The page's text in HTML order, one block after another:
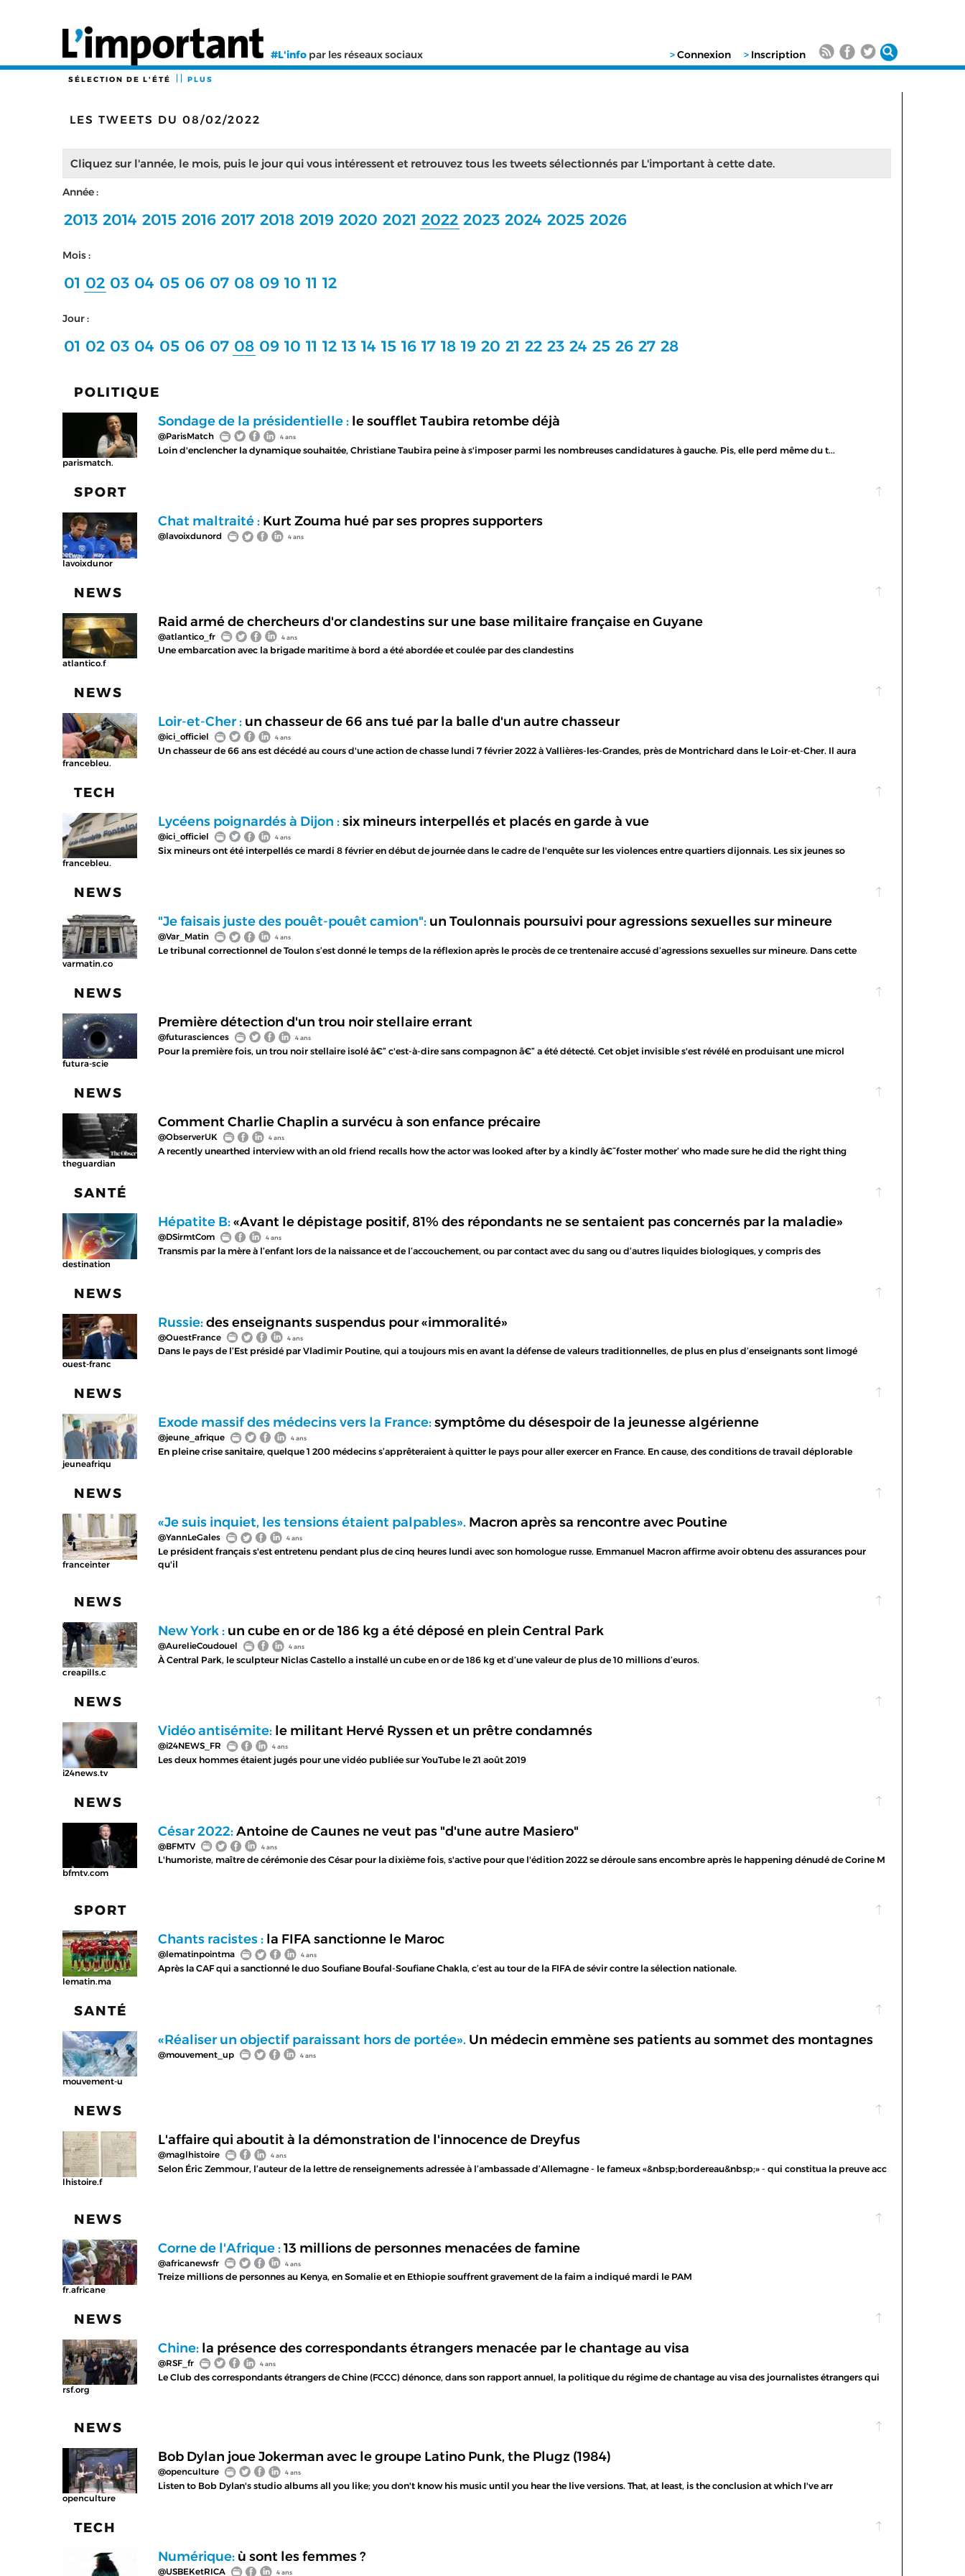
#L'info par les réseaux sociaux >Connexion > Inscription
SÉLECTION DE L'ÉTÉ PLUS
LES TWEETS DU 08/02/2022
Cliquez sur l'année, le mois, puis le jour qui vous intéressent et retrouvez tous les tweets sélectionnés par L'important à cette date.
Année :
2013 2014 2015 2016 2017 2018 2019 2020 2021 2022 2023 2024 2025 2026
Mois :
01 02 03 04 05 06 07 08 09 10 11 12
Jour :
01 02 03 04 05 06 07 08 09 10 11 12 13 14 15 16 17 18 19 20 21 22 23 24 25 26 27 28
POLITIQUE
parismatch.
Sondage de la présidentielle : le soufflet Taubira retombe déjà
@ParisMatch 4 ans
Loin d'enclencher la dynamique souhaitée, Christiane Taubira peine à s'imposer parmi les nombreuses candidatures à gauche. Pis, elle perd même du t...
SPORT
lavoixdunor
Chat maltraité : Kurt Zouma hué par ses propres supporters
@lavoixdunord 4 ans
NEWS
atlantico.f
Raid armé de chercheurs d'or clandestins sur une base militaire française en Guyane
@atlantico_fr 4 ans
Une embarcation avec la brigade maritime à bord a été abordée et coulée par des clandestins
NEWS
francebleu.
Loir-et-Cher : un chasseur de 66 ans tué par la balle d'un autre chasseur
@ici_officiel 4 ans
Un chasseur de 66 ans est décédé au cours d'une action de chasse lundi 7 février 2022 à Vallières-les-Grandes, près de Montrichard dans le Loir-et-Cher. Il aura
TECH
francebleu.
Lycéens poignardés à Dijon :six mineurs interpellés et placés en garde à vue
@ici_officiel 4 ans
Six mineurs ont été interpellés ce mardi 8 février en début de journée dans le cadre de l'enquête sur les violences entre quartiers dijonnais. Les six jeunes so
NEWS
varmatin.co
"Je faisais juste des pouêt-pouêt camion": un Toulonnais poursuivi pour agressions sexuelles sur mineure
@Var_Matin 4 ans
Le tribunal correctionnel de Toulon s’est donné le temps de la réflexion après le procès de ce trentenaire accusé d’agressions sexuelles sur mineure. Dans cette
NEWS
futura-scie
Première détection d'un trou noir stellaire errant
@futurasciences 4 ans
Pour la première fois, un trou noir stellaire isolé â€” c'est-à-dire sans compagnon â€” a été détecté. Cet objet invisible s'est révélé en produisant une microl
NEWS
theguardian
Comment Charlie Chaplin a survécu à son enfance précaire
@ObserverUK 4 ans
A recently unearthed interview with an old friend recalls how the actor was looked after by a kindly â€˜foster mother’ who made sure he did the right thing
SANTÉ
destination
Hépatite B:«Avant le dépistage positif, 81% des répondants ne se sentaient pas concernés par la maladie»
@DSirmtCom 4 ans
Transmis par la mère à l’enfant lors de la naissance et de l’accouchement, ou par contact avec du sang ou d’autres liquides biologiques, y compris des
NEWS
ouest-franc
Russie:des enseignants suspendus pour «immoralité»
@OuestFrance 4 ans
Dans le pays de l’Est présidé par Vladimir Poutine, qui a toujours mis en avant la défense de valeurs traditionnelles, de plus en plus d’enseignants sont limogé
NEWS
jeuneafriqu
Exode massif des médecins vers la France:symptôme du désespoir de la jeunesse algérienne
@jeune_afrique 4 ans
En pleine crise sanitaire, quelque 1 200 médecins s’apprêteraient à quitter le pays pour aller exercer en France. En cause, des conditions de travail déplorable
NEWS
franceinter
«Je suis inquiet, les tensions étaient palpables». Macron après sa rencontre avec Poutine
@YannLeGales 4 ans
Le président français s'est entretenu pendant plus de cinq heures lundi avec son homologue russe. Emmanuel Macron affirme avoir obtenu des assurances pour
qu'il
NEWS
creapills.c
New York : un cube en or de 186 kg a été déposé en plein Central Park
@AurelieCoudouel 4 ans
À Central Park, le sculpteur Niclas Castello a installé un cube en or de 186 kg et d’une valeur de plus de 10 millions d’euros.
NEWS
i24news.tv
Vidéo antisémite: le militant Hervé Ryssen et un prêtre condamnés
@i24NEWS_FR 4 ans
Les deux hommes étaient jugés pour une vidéo publiée sur YouTube le 21 août 2019
NEWS
bfmtv.com
César 2022:Antoine de Caunes ne veut pas "d'une autre Masiero"
@BFMTV 4 ans
L'humoriste, maître de cérémonie des César pour la dixième fois, s'active pour que l'édition 2022 se déroule sans encombre après le happening dénudé de Corine M
SPORT
lematin.ma
Chants racistes : la FIFA sanctionne le Maroc
@lematinpointma 4 ans
Après la CAF qui a sanctionné le duo Soufiane Boufal-Soufiane Chakla, c’est au tour de la FIFA de sévir contre la sélection nationale.
SANTÉ
mouvement-u
«Réaliser un objectif paraissant hors de portée». Un médecin emmène ses patients au sommet des montagnes
@mouvement_up 4 ans
NEWS
lhistoire.f
L'affaire qui aboutit à la démonstration de l'innocence de Dreyfus
@maglhistoire 4 ans
Selon Éric Zemmour, l’auteur de la lettre de renseignements adressée à l’ambassade d’Allemagne - le fameux «&nbsp;bordereau&nbsp;» - qui constitua la preuve acc
NEWS
fr.africane
Corne de l'Afrique :13 millions de personnes menacées de famine
@africanewsfr 4 ans
Treize millions de personnes au Kenya, en Somalie et en Ethiopie souffrent gravement de la faim a indiqué mardi le PAM
NEWS
rsf.org
Chine: la présence des correspondants étrangers menacée par le chantage au visa
@RSF_fr 4 ans
Le Club des correspondants étrangers de Chine (FCCC) dénonce, dans son rapport annuel, la politique du régime de chantage au visa des journalistes étrangers qui
NEWS
openculture
Bob Dylan joue Jokerman avec le groupe Latino Punk, the Plugz (1984)
@openculture 4 ans
Listen to Bob Dylan's studio albums all you like; you don't know his music until you hear the live versions. That, at least, is the conclusion at which I've arr
TECH
Numérique: ù sont les femmes ?
@USBEKetRICA 4 ans